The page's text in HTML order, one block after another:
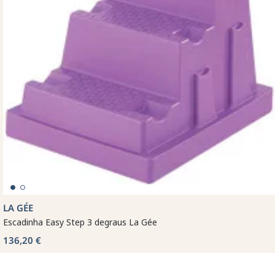
LA GÉE
Escadinha Easy Step 3 degraus La Gée
136,20 €